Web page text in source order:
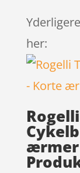
her:
ærmer